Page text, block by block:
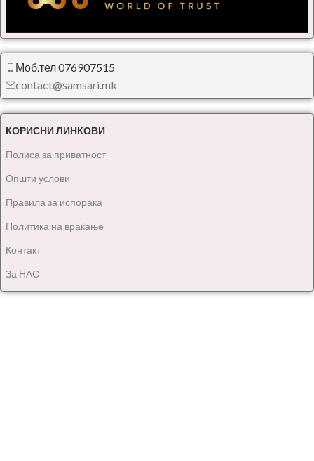
Моб.тел 076907515
contact@samsari.mk
КОРИСНИ ЛИНКОВИ
Полиса за приватност
Општи услови
Правила за испорака
Политика на враќање
Контакт
За НАС